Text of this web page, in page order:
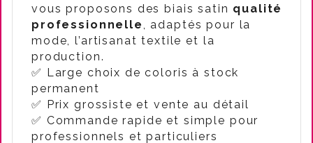
vous proposons des biais satin qualité
professionnelle
, adaptés pour la
mode, l’artisanat textile et la
production.
✅ Large choix de coloris à stock
permanent
✅ Prix grossiste et vente au détail
✅ Commande rapide et simple pour
professionnels et particuliers